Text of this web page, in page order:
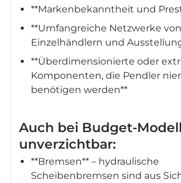
**Markenbekanntheit und
**Umfangreiche Netzwerke von
Einzelhändlern und
**Überdimensionierte oder
Komponenten, die Pendler
benötigen werden**
Auch bei Budget-
unverzichtbar:
**Bremsen** – hydraulische
Scheibenbremsen sind aus